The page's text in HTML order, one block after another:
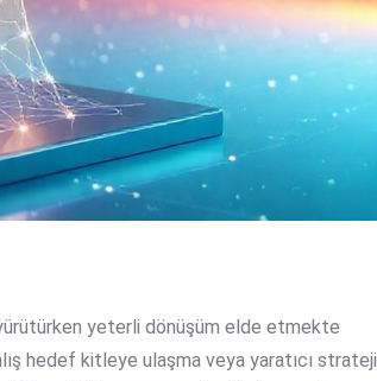
yeterli dönüşüm elde etmekte
hedef kitleye ulaşma veya yaratıcı strateji